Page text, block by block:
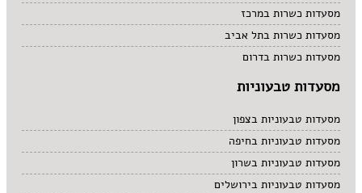
מסעדות כשרות במרכז
מסעדות כשרות בתל אביב
מסעדות כשרות בדרום
מסעדות טבעוניות
מסעדות טבעוניות בצפון
מסעדות טבעוניות בחיפה
מסעדות טבעוניות בשרון
מסעדות טבעוניות בירושלים